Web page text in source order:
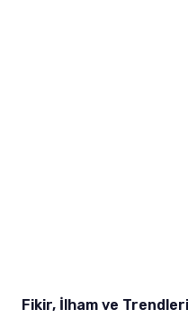
Fikir, İlham ve Trendleri